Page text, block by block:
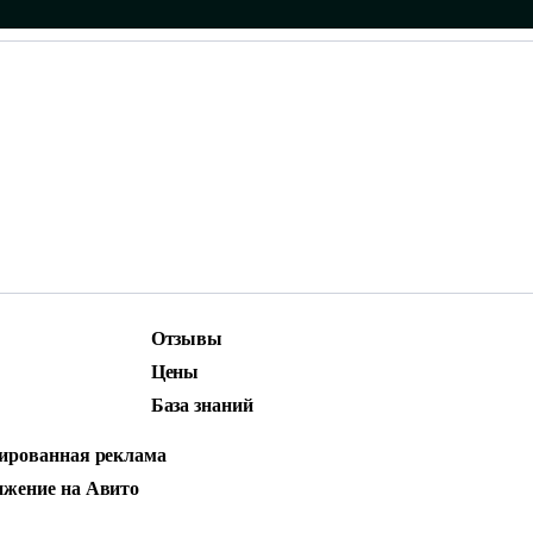
реклама
на Авито
Отзывы
Цены
База знаний